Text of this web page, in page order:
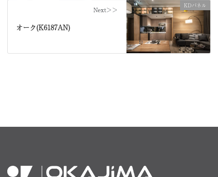
KDパネル
Next＞＞
オーク(K6187AN)